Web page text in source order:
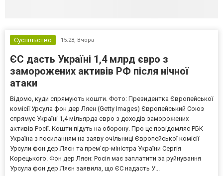
Суспільство 15:28, Вчора
ЄС дасть Україні 1,4 млрд євро з
заморожених активів РФ після нічної
атаки
Відомо, куди спрямують кошти. Фото: Президентка Європейської
комісії Урсула фон дер Ляєн (Getty Images) Європейський Союз
спрямує Україні 1,4 мільярда євро з доходів заморожених
активів Росії. Кошти підуть на оборону. Про це повідомляє РБК-
Україна з посиланням на заяву очільниці Європейської комісії
Урсули фон дер Ляєн та прем'єр-міністра України Сергія
Корецького. Фон дер Ляєн: Росія має заплатити за руйнування
Урсула фон дер Ляєн заявила, що ЄС надасть У...